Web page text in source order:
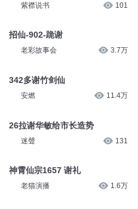
紫襟说书 101
招仙-902-跪谢
老彩故事会 3.7万
342多谢竹剑仙
安燃 11.4万
26拉谢华敏给市长造势
迷聲 131
神霄仙宗1657 谢礼
老猫演播 1.6万